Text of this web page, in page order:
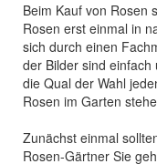
Beim Kauf von Rosen
Rosen erst einmal in
sich durch einen
der Bilder sind einfach
die Qual der Wahl
Rosen im Garten
Zunächst einmal
Rosen-Gärtner Sie